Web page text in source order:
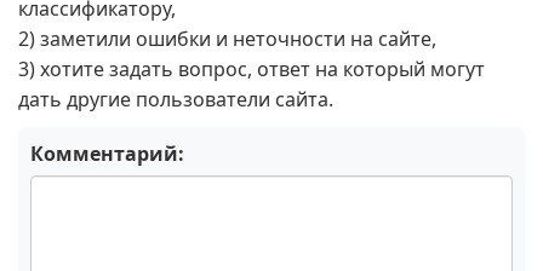
классификатору,
2) заметили ошибки и неточности на сайте,
3) хотите задать вопрос, ответ на который могут
дать другие пользователи сайта.
Комментарий: